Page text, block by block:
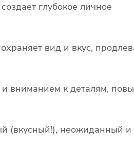
глубокое личное
вид и вкус,
и вниманием к деталям,
(вкусный!), неожиданный и